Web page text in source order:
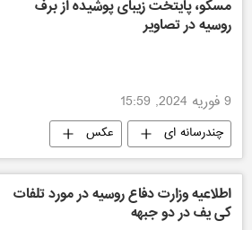
مسکو، پایتخت زیبای پوشیده از برف
روسیه در تصاویر
9 فوریه 2024, 15:59
چندرسانه ای عکس
اطلاعیه وزارت دفاع روسیه در مورد تلفات
کی یف در دو جبهه